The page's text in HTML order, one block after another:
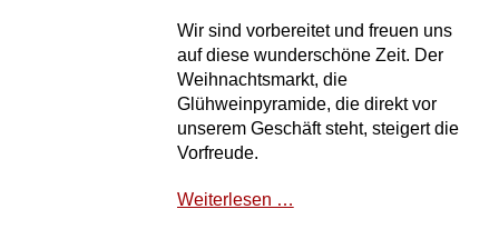
Wir sind vorbereitet und freuen uns
auf diese wunderschöne Zeit. Der
Weihnachtsmarkt, die
Glühweinpyramide, die direkt vor
unserem Geschäft steht, steigert die
Vorfreude.
Weiterlesen …